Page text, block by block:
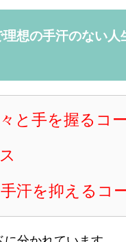
想の手汗のない人
と手を握るコ
汗を抑えるコ